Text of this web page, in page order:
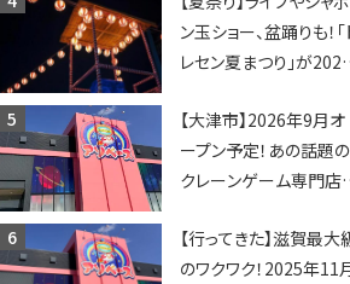
設の駐車場情報なども
要チェック★
ン玉ショー、盆踊りも！「
レセン夏まつり」が2026
【大津市】2026年9月オ
ープン予定！あの話題の
クレーンゲーム専門店
ってくる！豊郷店に続く
賀2店舗目★
【行ってきた】滋賀最大
のワクワク！2025年11